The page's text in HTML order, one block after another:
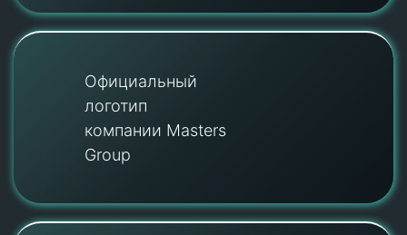
Официальный
логотип
компании Masters
Group